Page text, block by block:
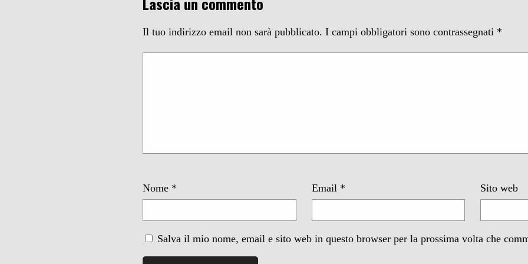
Il tuo indirizzo email non sarà pubblicato. I campi obbligatori sono contrassegnati *
Nome * Email * Sito web
Salva il mio nome, email e sito web in questo browser per la prossima volta che